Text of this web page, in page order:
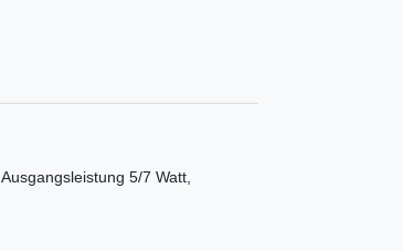
5/7 Watt,